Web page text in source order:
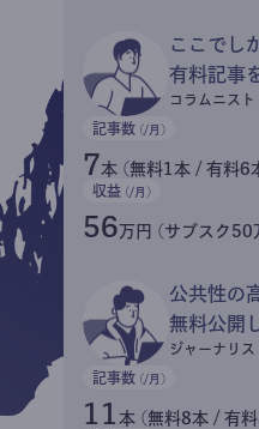
ここでし
有料記事
コラムニスト
記事数 (/月)
7本 (無料1本 / 有料6
収益 (/月)
56万円 (サブスク50
公共性の
無料公開
ジャーナリス
記事数 (/月)
11 本 (無料8本 / 有